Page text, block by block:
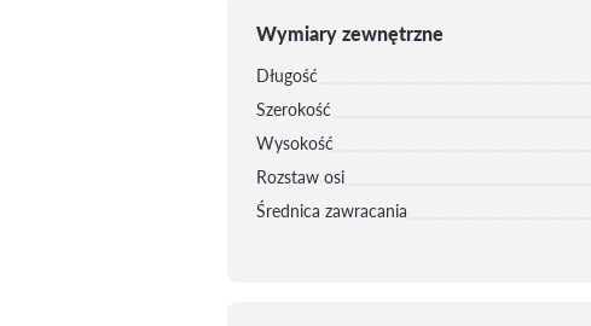
Wymiary zewnętrzne
Długość
Szerokość
Wysokość
Rozstaw osi
Średnica zawracania